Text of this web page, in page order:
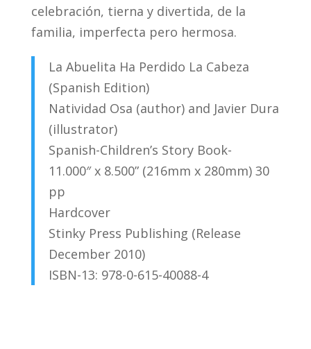
celebración, tierna y divertida, de la
familia, imperfecta pero hermosa.
La Abuelita Ha Perdido La Cabeza
(Spanish Edition)
Natividad Osa (author) and Javier Dura
(illustrator)
Spanish-Children’s Story Book-
11.000″ x 8.500” (216mm x 280mm) 30
pp
Hardcover
Stinky Press Publishing (Release
December 2010)
ISBN-13: 978-0-615-40088-4